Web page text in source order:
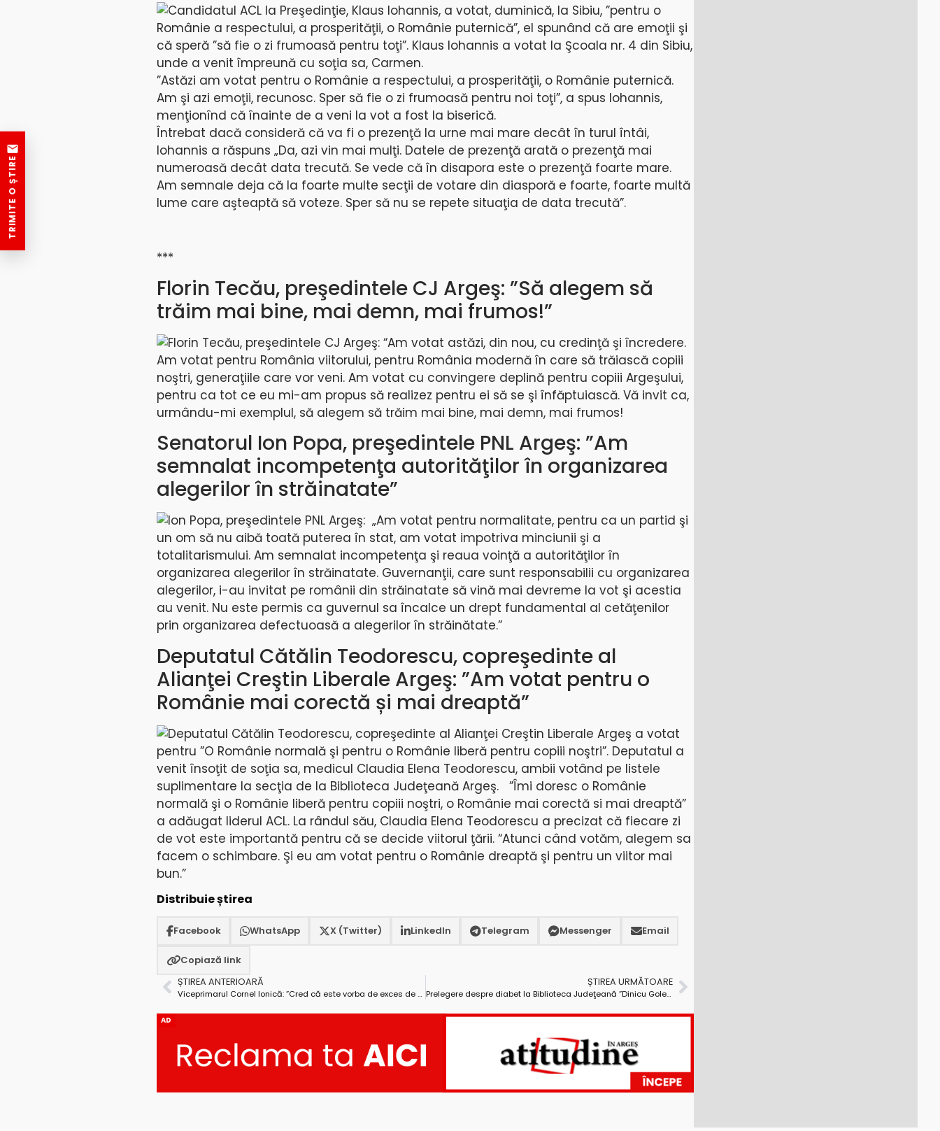
Candidatul ACL la Preşedinţie, Klaus Iohannis, a votat, duminică, la Sibiu, ”pentru o
Românie a respectului, a prosperităţii, o Românie puternică”, el spunând că are emoţii şi
că speră ”să fie o zi frumoasă pentru toţi”. Klaus Iohannis a votat la Şcoala nr. 4 din Sibiu,
unde a venit împreună cu soţia sa, Carmen.
”Astăzi am votat pentru o Românie a respectului, a prosperităţii, o Românie puternică.
Am şi azi emoţii, recunosc. Sper să fie o zi frumoasă pentru noi toţi”, a spus Iohannis,
menţionînd că înainte de a veni la vot a fost la biserică.
Întrebat dacă consideră că va fi o prezenţă la urne mai mare decât în turul întâi,
Iohannis a răspuns „Da, azi vin mai mulţi. Datele de prezenţă arată o prezenţă mai
numeroasă decât data trecută. Se vede că în disapora este o prezenţă foarte mare.
Am semnale deja că la foarte multe secţii de votare din diasporă e foarte, foarte multă
lume care aşteaptă să voteze. Sper să nu se repete situaţia de data trecută”.
***
Florin Tecău, preşedintele CJ Argeş: ”Să alegem să
trăim mai bine, mai demn, mai frumos!”
Florin Tecău, preşedintele CJ Argeş: “Am votat astăzi, din nou, cu credinţă şi încredere.
Am votat pentru România viitorului, pentru România modernă în care să trăiască copiii
noştri, generaţiile care vor veni. Am votat cu convingere deplină pentru copiii Argeşului,
pentru ca tot ce eu mi-am propus să realizez pentru ei să se şi înfăptuiască. Vă invit ca,
urmându-mi exemplul, să alegem să trăim mai bine, mai demn, mai frumos!
Senatorul Ion Popa, preşedintele PNL Argeş: ”Am
semnalat incompetenţa autorităţilor în organizarea
alegerilor în străinatate”
Ion Popa, preşedintele PNL Argeş: „Am votat pentru normalitate, pentru ca un partid şi
un om să nu aibă toată puterea în stat, am votat impotriva minciunii şi a
totalitarismului. Am semnalat incompetenţa şi reaua voinţă a autorităţilor în
organizarea alegerilor în străinatate. Guvernanţii, care sunt responsabilii cu organizarea
alegerilor, i-au invitat pe românii din străinatate să vină mai devreme la vot şi acestia
au venit. Nu este permis ca guvernul sa încalce un drept fundamental al cetăţenilor
prin organizarea defectuoasă a alegerilor în străinătate.”
Deputatul Cătălin Teodorescu, copreşedinte al
Alianţei Creştin Liberale Argeş: ”Am votat pentru o
Românie mai corectă și mai dreaptă”
Deputatul Cătălin Teodorescu, copreşedinte al Alianţei Creştin Liberale Argeş a votat
pentru ”O Românie normală şi pentru o Românie liberă pentru copiii noştri”. Deputatul a
venit însoţit de soţia sa, medicul Claudia Elena Teodorescu, ambii votând pe listele
suplimentare la secţia de la Biblioteca Judeţeană Argeş. ”Îmi doresc o Românie
normală şi o Românie liberă pentru copiii noştri, o Românie mai corectă si mai dreaptă”
a adăugat liderul ACL. La rândul său, Claudia Elena Teodorescu a precizat că fiecare zi
de vot este importantă pentru că se decide viitorul ţării. “Atunci când votăm, alegem sa
facem o schimbare. Şi eu am votat pentru o Românie dreaptă şi pentru un viitor mai
bun.”
Distribuie știrea
Facebook WhatsApp X (Twitter) LinkedIn Telegram Messenger Email
Copiază link
ȘTIREA ANTERIOARĂ
Viceprimarul Cornel Ionică: ”Cred că este vorba de exces de zel din partea procurorilor
ȘTIREA URMĂTOARE
Prelegere despre diabet la Biblioteca Judeţeană ”Dinicu Golescu” Argeş
AD
TRIMITE O ȘTIRE